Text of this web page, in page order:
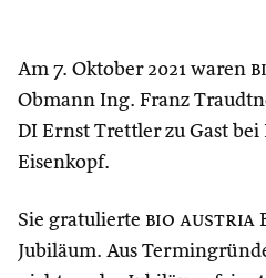
Am 7. Oktober 2021 waren
Obmann Ing. Franz
DI Ernst Trettler zu Gast
Eisenkopf.
Sie gratulierte bio austria
Jubiläum. Aus